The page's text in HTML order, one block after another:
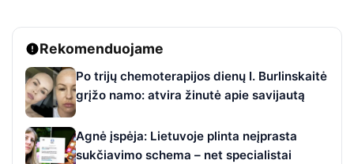
Rekomenduojame
Po trijų chemoterapijos dienų I. Burlinskaitė
grįžo namo: atvira žinutė apie savijautą
Agnė įspėja: Lietuvoje plinta neįprasta
sukčiavimo schema – net specialistai